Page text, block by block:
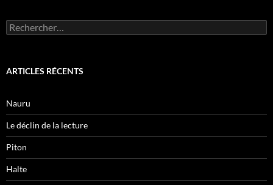
Rechercher :
ARTICLES RÉCENTS
Nauru
Le déclin de la lecture
Piton
Halte